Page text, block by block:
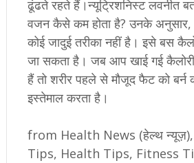
ढूंढते रहते हैं।न्यूट्रिशनिस्ट लवनीत
वजन कैसे कम होता है? उनके
कोई जादुई तरीका नहीं है। इसे बस
जा सकता है। जब आप खाई गई कैलोरी
हैं तो शरीर पहले से मौजूद फैट को बर्न
इस्तेमाल करता है।
from Health News (हेल्थ
Tips, Health Tips, Fitness